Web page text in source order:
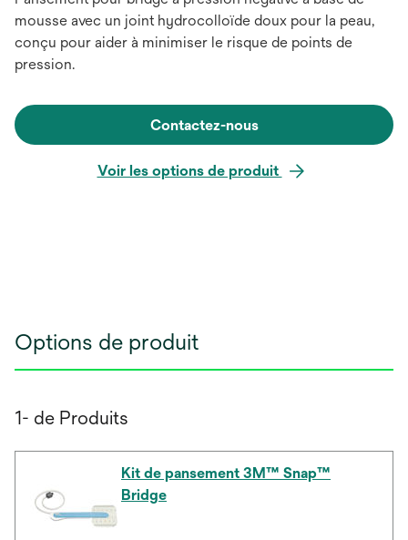
mousse avec un joint hydrocolloïde doux pour la peau,
conçu pour aider à minimiser le risque de points de
pression.
Contactez-nous
Voir les options de produit
Options de produit
1- de Produits
Kit de pansement 3M™ Snap™
Bridge